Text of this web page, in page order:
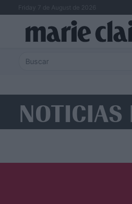
Friday 7 de August de 2026
NOTICIAS